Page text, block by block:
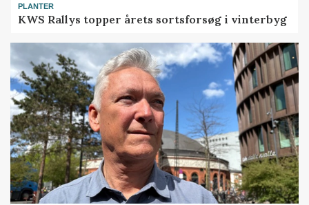
PLANTER
KWS Rallys topper årets sortsforsøg i vinterbyg